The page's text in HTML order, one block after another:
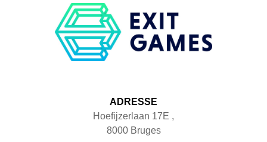
ADRESSE
Hoefijzerlaan 17E ,
8000 Bruges